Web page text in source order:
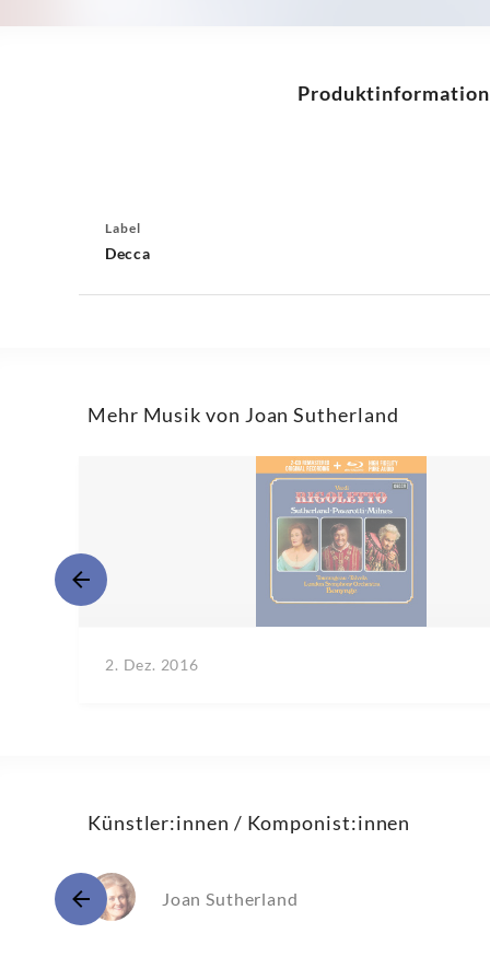
Produktinformation
Label
Decca
Mehr Musik von Joan Sutherland
2. Dez. 2016
Künstler:innen / Komponist:innen
Joan Sutherland